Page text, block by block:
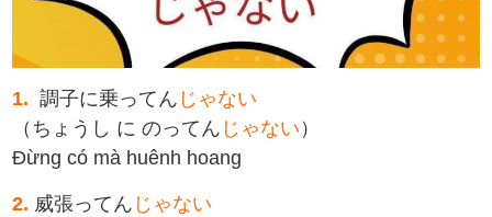
1. 調子に乗ってん じゃない
（ちょうし に のってん じゃない ）
Đừng có mà huênh hoang
2. 威張ってん じゃない